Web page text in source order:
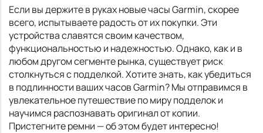
Если вы держите в руках новые часы Garmin, скорее
всего, испытываете радость от их покупки. Эти
устройства славятся своим качеством,
функциональностью и надежностью. Однако, как и в
любом другом сегменте рынка, существует риск
столкнуться с подделкой. Хотите знать, как убедиться
в подлинности ваших часов Garmin? Мы отправимся в
увлекательное путешествие по миру подделок и
научимся распознавать оригинал от копии.
Пристегните ремни — об этом будет интересно!